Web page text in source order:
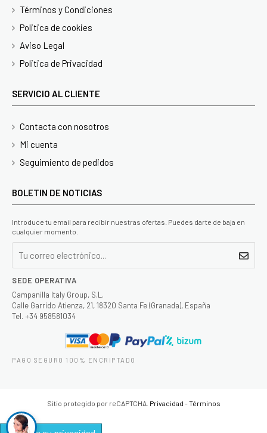
Términos y Condiciones
Politica de cookies
Aviso Legal
Politica de Privacidad
SERVICIO AL CLIENTE
Contacta con nosotros
Mi cuenta
Seguimiento de pedidos
BOLETIN DE NOTICIAS
Introduce tu email para recibir nuestras ofertas. Puedes darte de baja en
cualquier momento.
SEDE OPERATIVA
Campanilla Italy Group, S.L.
Calle Garrido Atienza, 21, 18320 Santa Fe (Granada), España
Tel. +34 958581034
PAGO SEGURO 100% ENCRIPTADO
Sitio protegido por reCAPTCHA. Privacidad -Términos